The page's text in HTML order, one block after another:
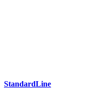
StandardLine